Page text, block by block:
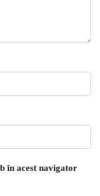
în acest navigator